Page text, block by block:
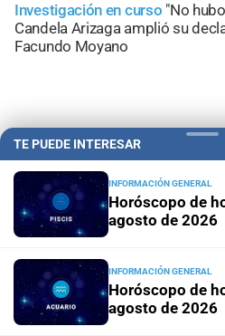
Investigación en curso "No
Candela Arizaga amplió su
Facundo Moyano
+Información
TE PUEDE INTERESAR
INFORMACIÓN GENERAL
Horóscopo de
agosto de 2026
INFORMACIÓN GENERAL
Horóscopo de
agosto de 2026